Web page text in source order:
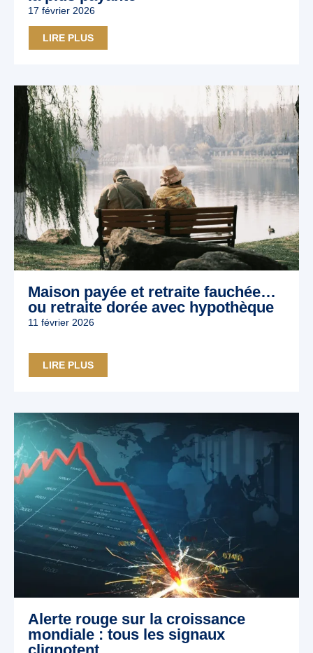
17 février 2026
LIRE PLUS
Maison payée et retraite fauchée…
ou retraite dorée avec hypothèque
11 février 2026
LIRE PLUS
Alerte rouge sur la croissance
mondiale : tous les signaux